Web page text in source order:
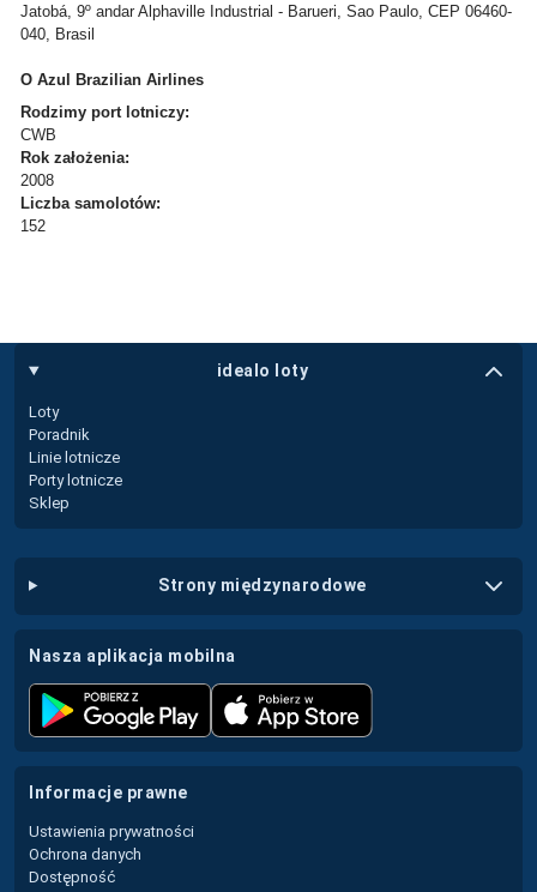
Jatobá, 9º andar Alphaville Industrial - Barueri, Sao Paulo, CEP 06460-
040, Brasil
O Azul Brazilian Airlines
Rodzimy port lotniczy:
CWB
Rok założenia:
2008
Liczba samolotów:
152
idealo loty
Loty
Poradnik
Linie lotnicze
Porty lotnicze
Sklep
strony międzynarodowe
nasza aplikacja mobilna
informacje prawne
Ustawienia prywatności
Ochrona danych
Dostępność